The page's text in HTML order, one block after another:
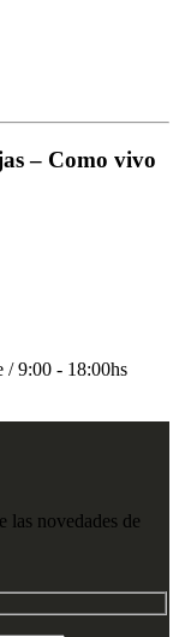
– Como vivo
/ 9:00 - 18:00hs
las novedades de